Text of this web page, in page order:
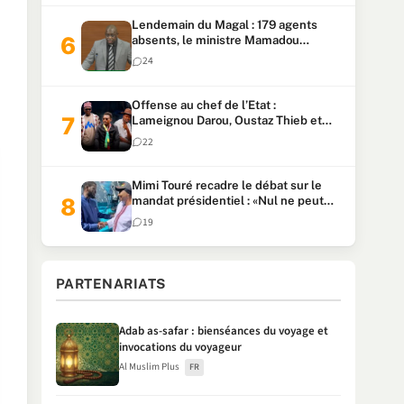
Lendemain du Magal : 179 agents
absents, le ministre Mamadou
Lamine Dianté exige des explications
24
Offense au chef de l’Etat :
Lameignou Darou, Oustaz Thieb et
Ndiaye Touba lourdement
condamnés
22
Mimi Touré recadre le débat sur le
mandat présidentiel : «Nul ne peut
faire plus de deux mandats
consécutifs de 5 ans»
19
PARTENARIATS
Adab as-safar : bienséances du voyage et
invocations du voyageur
Al Muslim Plus FR